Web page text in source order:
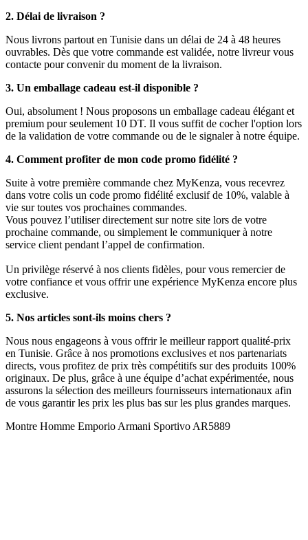
2. Délai de livraison ?
Nous livrons partout en Tunisie dans un délai de 24 à 48 heures
ouvrables. Dès que votre commande est validée, notre livreur vous
contacte pour convenir du moment de la livraison.
3. Un emballage cadeau est-il disponible ?
Oui, absolument ! Nous proposons un emballage cadeau élégant et
premium pour seulement 10 DT. Il vous suffit de cocher l'option lors
de la validation de votre commande ou de le signaler à notre équipe.
4. Comment profiter de mon code promo fidélité ?
Suite à votre première commande chez MyKenza, vous recevrez
dans votre colis un code promo fidélité exclusif de 10%, valable à
vie sur toutes vos prochaines commandes.
Vous pouvez l’utiliser directement sur notre site lors de votre
prochaine commande, ou simplement le communiquer à notre
service client pendant l’appel de confirmation.
Un privilège réservé à nos clients fidèles, pour vous remercier de
votre confiance et vous offrir une expérience MyKenza encore plus
exclusive.
5. Nos articles sont-ils moins chers ?
Nous nous engageons à vous offrir le meilleur rapport qualité-prix
en Tunisie. Grâce à nos promotions exclusives et nos partenariats
directs, vous profitez de prix très compétitifs sur des produits 100%
originaux. De plus, grâce à une équipe d’achat expérimentée, nous
assurons la sélection des meilleurs fournisseurs internationaux afin
de vous garantir les prix les plus bas sur les plus grandes marques.
Montre Homme Emporio Armani Sportivo AR5889